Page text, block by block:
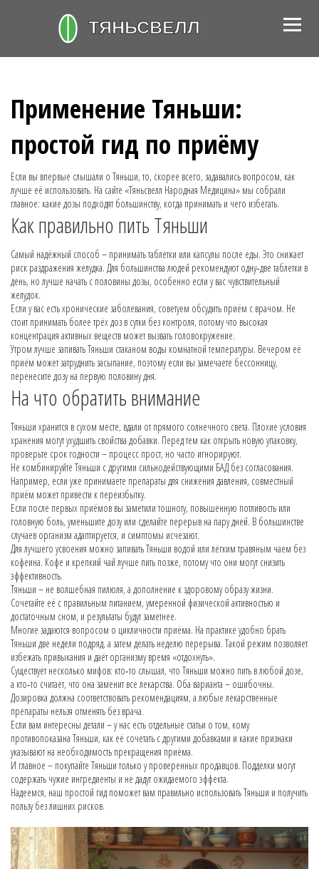
Применение Тяньши:
простой гид по приёму
Если вы впервые слышали о Тяньши, то, скорее всего, задавались вопросом, как
лучше её использовать. На сайте «Тяньсвелл Народная Медицина» мы собрали
главное: какие дозы подходят большинству, когда принимать и чего избегать.
Как правильно пить Тяньши
Самый надёжный способ – принимать таблетки или капсулы после еды. Это снижает
риск раздражения желудка. Для большинства людей рекомендуют одну‑две таблетки в
день, но лучше начать с половины дозы, особенно если у вас чувствительный
желудок.
Если у вас есть хронические заболевания, советуем обсудить приём с врачом. Не
стоит принимать более трёх доз в сутки без контроля, потому что высокая
концентрация активных веществ может вызвать головокружение.
Утром лучше запивать Тяньши стаканом воды комнатной температуры. Вечером её
приём может затруднить засыпание, поэтому если вы замечаете бессонницу,
перенесите дозу на первую половину дня.
На что обратить внимание
Тяньши хранится в сухом месте, вдали от прямого солнечного света. Плохие условия
хранения могут ухудшить свойства добавки. Перед тем как открыть новую упаковку,
проверьте срок годности – процесс прост, но часто игнорируют.
Не комбинируйте Тяньши с другими сильнодействующими БАД без согласования.
Например, если уже принимаете препараты для снижения давления, совместный
приём может привести к переизбытку.
Если после первых приёмов вы заметили тошноту, повышенную потливость или
головную боль, уменьшите дозу или сделайте перерыв на пару дней. В большинстве
случаев организм адаптируется, и симптомы исчезают.
Для лучшего усвоения можно запивать Тяньши водой или лёгким травяным чаем без
кофеина. Кофе и крепкий чай лучше пить позже, потому что они могут снизить
эффективность.
Тяньши – не волшебная пилюля, а дополнение к здоровому образу жизни.
Сочетайте её с правильным питанием, умеренной физической активностью и
достаточным сном, и результаты будут заметнее.
Многие задаются вопросом о цикличности приёма. На практике удобно брать
Тяньши две недели подряд, а затем делать неделю перерыва. Такой режим позволяет
избежать привыкания и даёт организму время «отдохнуть».
Существует несколько мифов: кто‑то слышал, что Тяньши можно пить в любой дозе,
а кто‑то считает, что она заменит все лекарства. Оба варианта – ошибочны.
Дозировка должна соответствовать рекомендациям, а любые лекарственные
препараты нельзя отменять без врача.
Если вам интересны детали – у нас есть отдельные статьи о том, кому
противопоказана Тяньши, как её сочетать с другими добавками и какие признаки
указывают на необходимость прекращения приёма.
И главное – покупайте Тяньши только у проверенных продавцов. Подделки могут
содержать чужие ингредиенты и не дадут ожидаемого эффекта.
Надеемся, наш простой гид поможет вам правильно использовать Тяньши и получить
пользу без лишних рисков.